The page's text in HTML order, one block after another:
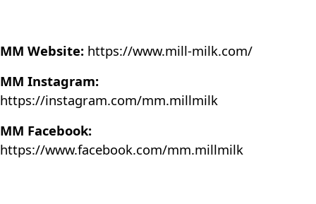
MM Website: https://www.mill-milk.com/
MM Instagram:
https://instagram.com/mm.millmilk
MM Facebook:
https://www.facebook.com/mm.millmilk